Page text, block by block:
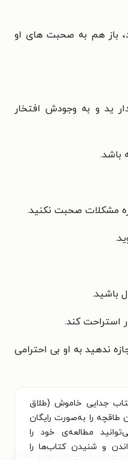
باز هم به صحبت های او
ید و به وجودش افتخار
باشد.
مشکلات صحبت نکنید.
باشید.
استراحت کند.
ندهید به او بی احترامی
کتاب جدایی خاموش (طلاق
طاقچه را به‌صورت رایگان
مطالعه‌ی خود را
و شنیدن کتاب‌ها را